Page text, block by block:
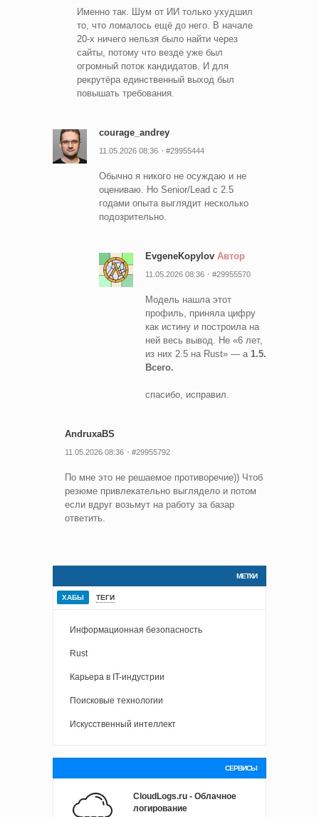
Именно так. Шум от ИИ только ухудшил
то, что ломалось ещё до него. В начале
20-х ничего нельзя было найти через
сайты, потому что везде уже был
огромный поток кандидатов. И для
рекрутёра единственный выход был
повышать требования.
courage_andrey
11.05.2026 08:36 #29955444
Обычно я никого не осуждаю и не
оцениваю. Но Senior/Lead с 2.5
годами опыта выглядит несколько
подозрительно.
EvgeneKopylov Автор
11.05.2026 08:36 #29955570
Модель нашла этот
профиль, приняла цифру
как истину и построила на
ней весь вывод. Не «6 лет,
из них 2.5 на Rust» — а 1.5.
Всего.
спасибо, исправил.
AndruxaBS
11.05.2026 08:36 #29955792
По мне это не решаемое противоречие)) Чтоб
резюме привлекательно выглядело и потом
если вдруг возьмут на работу за базар
ответить.
МЕТКИ
ХАБЫ ТЕГИ
Информационная безопасность
Rust
Карьера в IT-индустрии
Поисковые технологии
Искусственный интеллект
СЕРВИСЫ
CloudLogs.ru - Облачное
логирование